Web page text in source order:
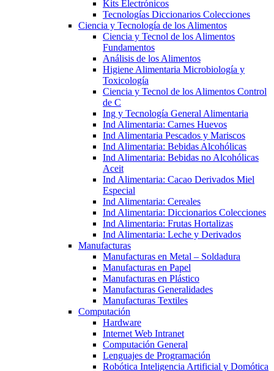
Kits Electrónicos
Tecnologías Diccionarios Colecciones
Ciencia y Tecnología de los Alimentos
Ciencia y Tecnol de los Alimentos
Fundamentos
Análisis de los Alimentos
Higiene Alimentaria Microbiología y
Toxicología
Ciencia y Tecnol de los Alimentos Control
de C
Ing y Tecnología General Alimentaria
Ind Alimentaria: Carnes Huevos
Ind Alimentaria Pescados y Mariscos
Ind Alimentaria: Bebidas Alcohólicas
Ind Alimentaria: Bebidas no Alcohólicas
Aceit
Ind Alimentaria: Cacao Derivados Miel
Especial
Ind Alimentaria: Cereales
Ind Alimentaria: Diccionarios Colecciones
Ind Alimentaria: Frutas Hortalizas
Ind Alimentaria: Leche y Derivados
Manufacturas
Manufacturas en Metal – Soldadura
Manufacturas en Papel
Manufacturas en Plástico
Manufacturas Generalidades
Manufacturas Textiles
Computación
Hardware
Internet Web Intranet
Computación General
Lenguajes de Programación
Robótica Inteligencia Artificial y Domótica